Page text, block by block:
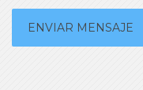
ENVIAR MENSAJE